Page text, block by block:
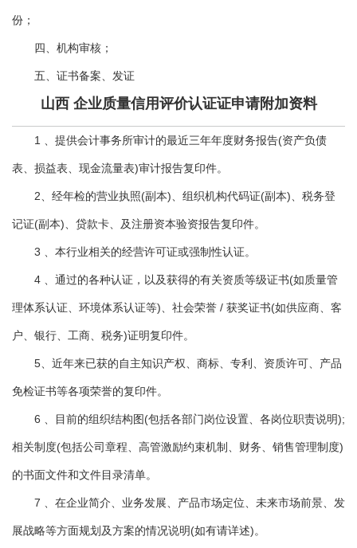
份；
四、机构审核；
五、证书备案、发证
山西 企业质量信用评价认证证申请附加资料
1 、提供会计事务所审计的最近三年年度财务报告(资产负债
表、损益表、现金流量表)审计报告复印件。
2、经年检的营业执照(副本)、组织机构代码证(副本)、税务登
记证(副本)、贷款卡、及注册资本验资报告复印件。
3 、本行业相关的经营许可证或强制性认证。
4 、通过的各种认证，以及获得的有关资质等级证书(如质量管
理体系认证、环境体系认证等)、社会荣誉 / 获奖证书(如供应商、客
户、银行、工商、税务)证明复印件。
5、近年来已获的自主知识产权、商标、专利、资质许可、产品
免检证书等各项荣誉的复印件。
6 、目前的组织结构图(包括各部门岗位设置、各岗位职责说明);
相关制度(包括公司章程、高管激励约束机制、财务、销售管理制度)
的书面文件和文件目录清单。
7 、在企业简介、业务发展、产品市场定位、未来市场前景、发
展战略等方面规划及方案的情况说明(如有请详述)。